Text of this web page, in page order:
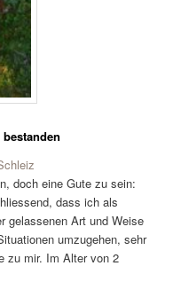
doch eine Gute zu sein:
dass ich als
gelassenen Art und Weise
umzugehen, sehr
zu mir. Im Alter von 2